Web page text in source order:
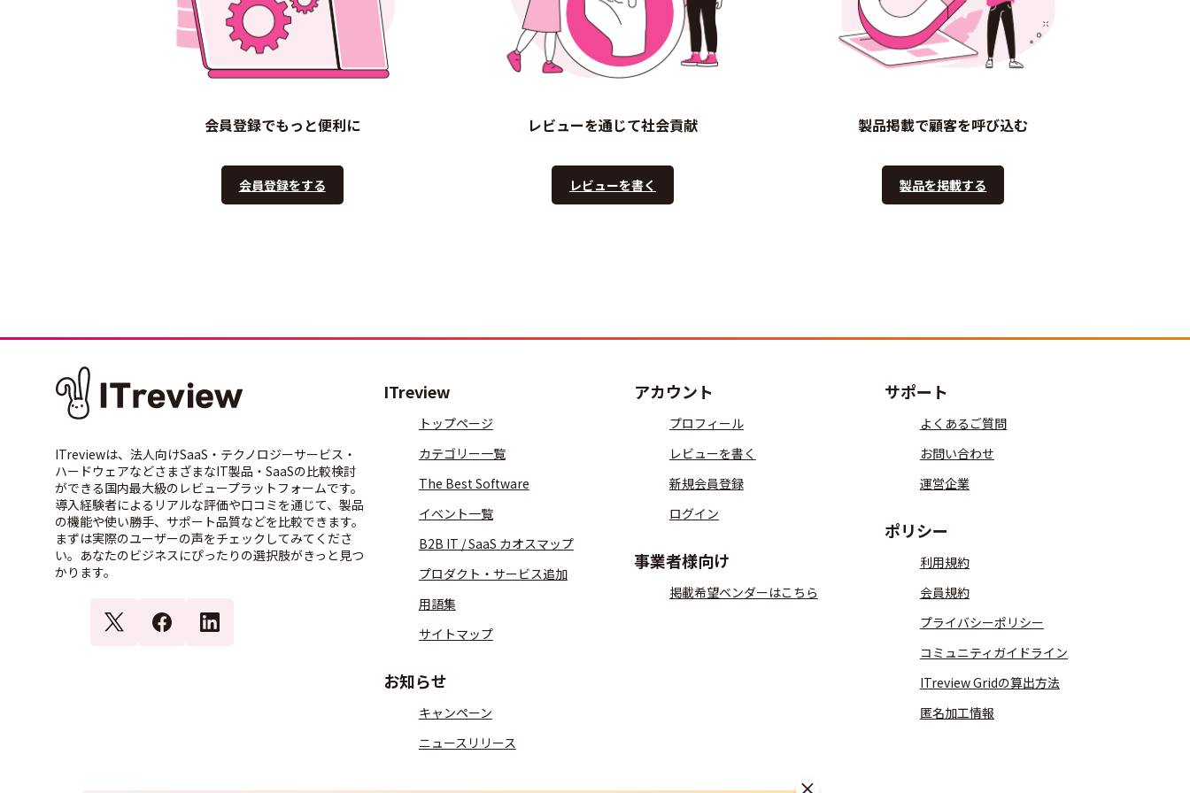
会員登録でもっと便利に
会員登録をする
レビューを通じて社会貢献
レビューを書く
製品掲載で顧客を呼び込む
製品を掲載する
ITreviewは、法人向けSaaS・テクノロジーサービス・
ハードウェアなどさまざまなIT製品・SaaSの比較検討
ができる国内最大級のレビュープラットフォームです。
導入経験者によるリアルな評価や口コミを通じて、製品
の機能や使い勝手、サポート品質などを比較できます。
まずは実際のユーザーの声をチェックしてみてくださ
い。あなたのビジネスにぴったりの選択肢がきっと見つ
かります。
ITreview
トップページ
カテゴリー一覧
The Best Software
イベント一覧
B2B IT / SaaS カオスマップ
プロダクト・サービス追加
用語集
サイトマップ
お知らせ
キャンペーン
ニュースリリース
アカウント
プロフィール
レビューを書く
新規会員登録
ログイン
事業者様向け
掲載希望ベンダーはこちら
サポート
よくあるご質問
お問い合わせ
運営企業
ポリシー
利用規約
会員規約
プライバシーポリシー
コミュニティガイドライン
ITreview Gridの算出方法
匿名加工情報